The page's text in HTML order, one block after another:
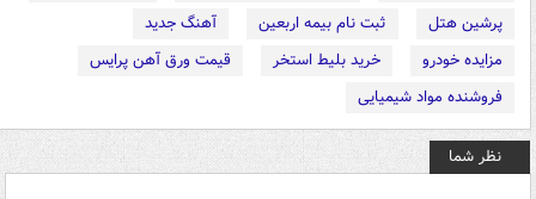
پرشین هتل
ثبت نام بیمه اربعین
آهنگ جدید
مزایده خودرو
خرید بلیط استخر
قیمت ورق آهن پرایس
فروشنده مواد شیمیایی
نظر شما